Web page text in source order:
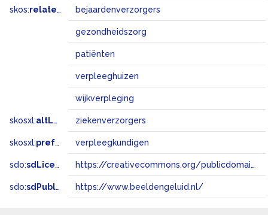
skos:related bejaardenverzorgers
gezondheidszorg
patiënten
verpleeghuizen
wijkverpleging
skosxl:altLabel ziekenverzorgers
skosxl:prefLabel verpleegkundigen
sdo:sdLicense https://creativecommons.org/publicdomain/zero/1.0/
sdo:sdPublisher https://www.beeldengeluid.nl/